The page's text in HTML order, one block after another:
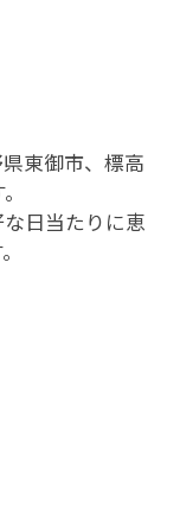
東御市、標高
日当たりに恵